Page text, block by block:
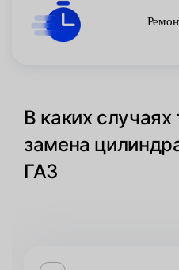
В каких случаях
замена
ГАЗ